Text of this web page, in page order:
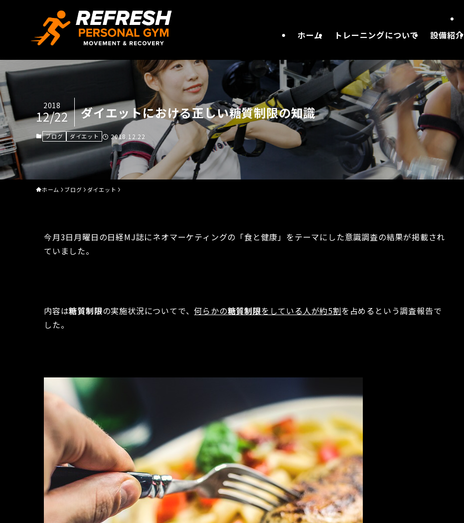
ホーム トレーニングについて 設備紹介
ダイエットにおける正しい糖質制限の知識
2018
12/22
ブログ ダイエット 2018.12.22
ホーム ブログ ダイエット
今月3日月曜日の日経MJ誌にネオマーケティングの「食と健康」をテーマにした意識調査の結果が掲載され
ていました。
内容は糖質制限の実施状況についてで、何らかの糖質制限をしている人が約5割を占めるという調査報告で
した。